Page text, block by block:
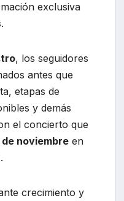
exclusiva
, los seguidores
antes que
etapas de
y demás
el concierto que
de noviembre en
.
crecimiento y